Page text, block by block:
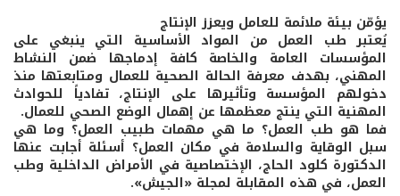
يؤمّن بيئة ملائمة للعامل ويعزز الإنتاج
يُعتبر طب العمل من المواد الأساسية التي ينبغي على
المؤسسات العامة والخاصة كافة إدماجها ضمن النشاط
المهني، بهدف معرفة الحالة الصحية للعمال ومتابعتها منذ
دخولهم المؤسسة وتأثيرها على الإنتاج، تفادياً للحوادث
المهنية التي ينتج معظمها عن إهمال الوضع الصحي للعمال.
فما هو طب العمل؟ ما هي مهمات طبيب العمل؟ وما هي
سبل الوقاية والسلامة في مكان العمل؟ أسئلة أجابت عنها
الدكتورة كلود الحاج، الإختصاصية في الأمراض الداخلية وطب
العمل، في هذه المقابلة لمجلة «الجيش».